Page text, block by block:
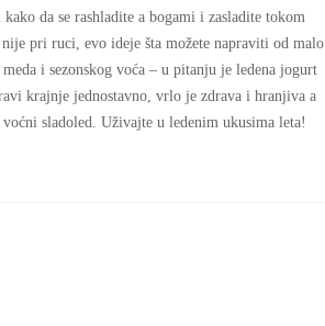
da se rashladite a bogami i zasladite tokom
pri ruci, evo ideje šta možete napraviti od malo
i sezonskog voća – u pitanju je ledena jogurt
krajnje jednostavno, vrlo je zdrava i hranjiva a
voćni sladoled. Uživajte u ledenim ukusima leta!